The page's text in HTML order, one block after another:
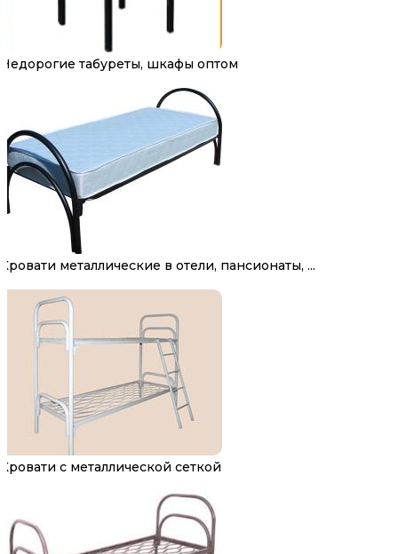
Недорогие табуреты, шкафы оптом
Кровати металлические в отели, пансионаты, ...
Кровати с металлической сеткой